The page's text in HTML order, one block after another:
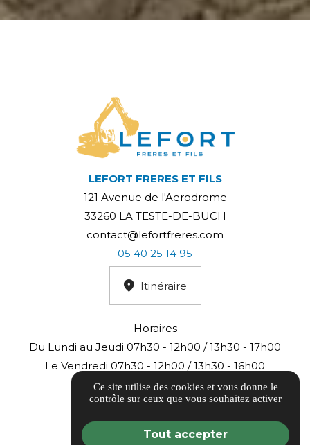
LEFORT FRERES ET FILS
121 Avenue de l'Aerodrome
33260 LA TESTE-DE-BUCH
contact@lefortfreres.com
05 40 25 14 95
Itinéraire
Horaires
Du Lundi au Jeudi 07h30 - 12h00 / 13h30 - 17h00
Le Vendredi 07h30 - 12h00 / 13h30 - 16h00
AVIS CLIENTS
Ce site utilise des cookies et vous donne le
contrôle sur ceux que vous souhaitez activer
Tout accepter